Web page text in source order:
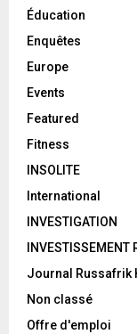
Éducation
Enquêtes
Europe
Events
Featured
Fitness
INSOLITE
International
INVESTIGATION
INVESTISSEMENT
Journal Russafrik
Non classé
Offre d'emploi